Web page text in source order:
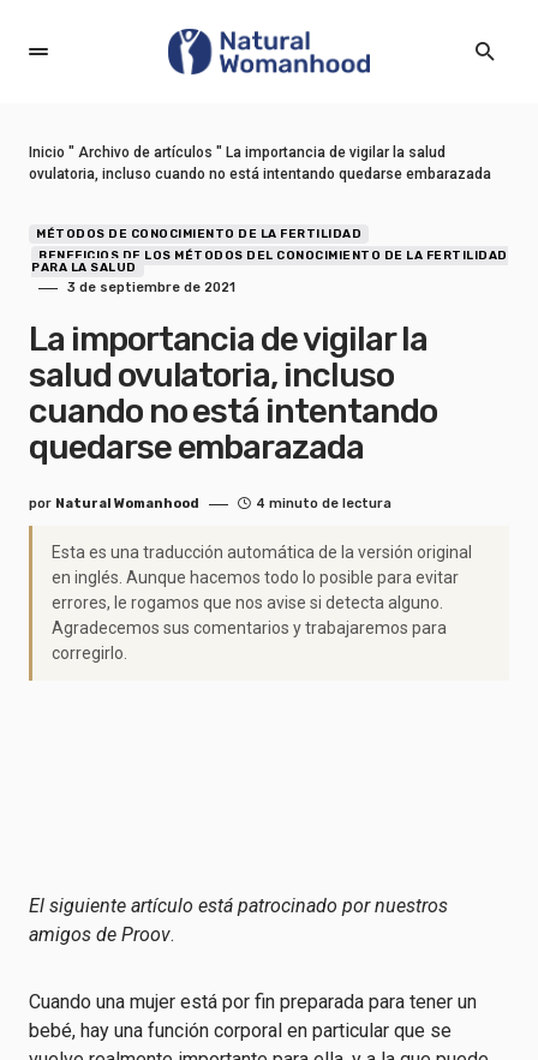
Inicio " Archivo de artículos " La importancia de vigilar la salud
ovulatoria, incluso cuando no está intentando quedarse embarazada
MÉTODOS DE CONOCIMIENTO DE LA FERTILIDAD
BENEFICIOS DE LOS MÉTODOS DEL CONOCIMIENTO DE LA FERTILIDAD
PARA LA SALUD
3 de septiembre de 2021
La importancia de vigilar la
salud ovulatoria, incluso
cuando no está intentando
quedarse embarazada
por Natural Womanhood 4 minuto de lectura
Esta es una traducción automática de la versión original
en inglés. Aunque hacemos todo lo posible para evitar
errores, le rogamos que nos avise si detecta alguno.
Agradecemos sus comentarios y trabajaremos para
corregirlo.
El siguiente artículo está patrocinado por nuestros
amigos de Proov.
Cuando una mujer está por fin preparada para tener un
bebé, hay una función corporal en particular que se